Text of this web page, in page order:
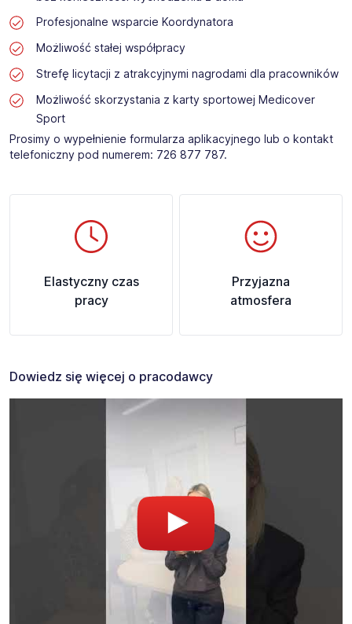
Profesjonalne wsparcie Koordynatora
Możliwość stałej współpracy
Strefę licytacji z atrakcyjnymi nagrodami dla pracowników
Możliwość skorzystania z karty sportowej Medicover
Sport
Prosimy o wypełnienie formularza aplikacyjnego lub o kontakt
telefoniczny pod numerem: 726 877 787.​
Elastyczny czas
pracy
Przyjazna
atmosfera
Dowiedz się więcej o pracodawcy